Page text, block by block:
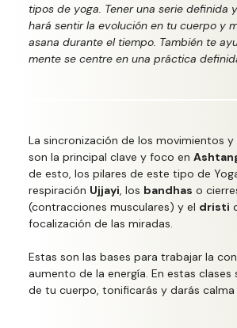
tipos de yoga. Tener una serie definida
hará sentir la evolución en tu cuerpo y
asana durante el tiempo. También te
mente se centre en una práctica
La sincronización de los movimientos y
son la principal clave y foco en
de esto, los pilares de este tipo de
respiración Ujjayi , los bandhas o
(contracciones musculares) y el dristi
focalización de las miradas.
Estas son las bases para trabajar la
aumento de la energía. En estas clases
de tu cuerpo, tonificarás y darás calma